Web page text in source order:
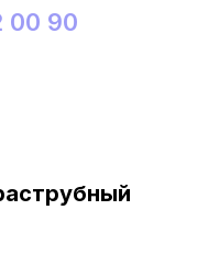
00 90